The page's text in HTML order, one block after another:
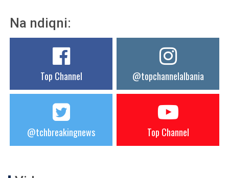
Na ndiqni:
Top Channel @topchannelalbania
@tchbreakingnews Top Channel